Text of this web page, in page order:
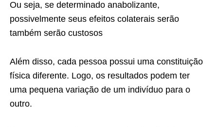
Ou seja, se determinado anabolizante,
possivelmente seus efeitos colaterais serão
também serão custosos
Além disso, cada pessoa possui uma constituição
física diferente. Logo, os resultados podem ter
uma pequena variação de um indivíduo para o
outro.